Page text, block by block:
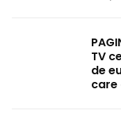
TV
de
care